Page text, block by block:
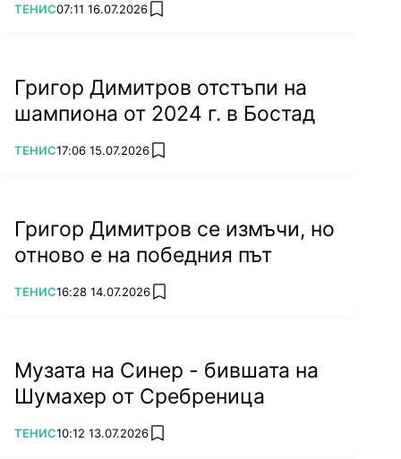
ПОВЕЧЕ ОТ
ТЕНИС07:11 16.07.2026 add favorites
Григор Димитров отстъпи на
шампиона от 2024 г. в Бостад
ПОВЕЧЕ ОТ
ТЕНИС17:06 15.07.2026 add favorites
Григор Димитров се измъчи, но
отново е на победния път
ПОВЕЧЕ ОТ
ТЕНИС16:28 14.07.2026 add favorites
Музата на Синер - бившата на
Шумахер от Сребреница
ПОВЕЧЕ ОТ
ТЕНИС10:12 13.07.2026 add favorites